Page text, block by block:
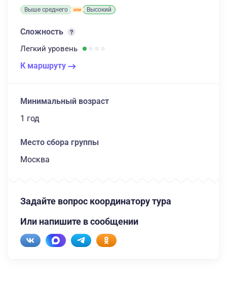
Выше среднего Высокий
Сложность
Легкий уровень
К маршруту
Минимальный возраст
1 год
Место сбора группы
Москва
Задайте вопрос координатору тура
Или напишите в сообщении